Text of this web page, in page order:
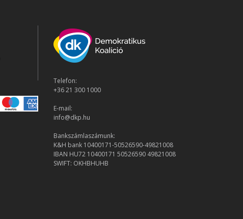
Telefon:
+36 21 300 1000
E-mail:
info@dkp.hu
Bankszámlaszámunk:
K&H bank 10400171-50526590-49821008
IBAN HU72 10400171 50526590 49821008
SWIFT: OKHBHUHB